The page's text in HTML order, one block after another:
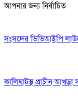
আপনার জন্য নির্বাচিত
সংসদের ভিভিআইপি
কালিঘাটস্থ প্রাচীন আখড়া